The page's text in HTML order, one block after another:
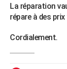
La réparation
répare à des
Cordialement.